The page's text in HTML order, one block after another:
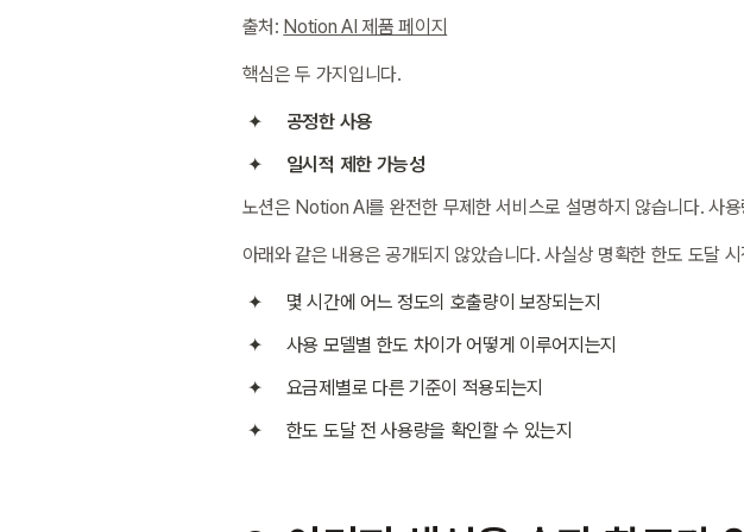
출처: Notion AI 제품 페이지
핵심은 두 가지입니다.
공정한 사용
일시적 제한 가능성
노션은 Notion AI를 완전한 무제한 서비스로 설명하지 않습니다. 사
아래와 같은 내용은 공개되지 않았습니다. 사실상 명확한 한도 도달
몇 시간에 어느 정도의 호출량이 보장되는지
사용 모델별 한도 차이가 어떻게 이루어지는지
요금제별로 다른 기준이 적용되는지
한도 도달 전 사용량을 확인할 수 있는지